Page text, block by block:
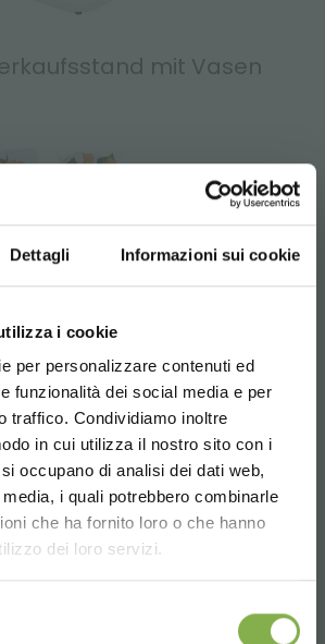
Dettagli Informazioni sui cookie
i cookie
per personalizzare contenuti ed
funzionalità dei social media e per
traffico. Condividiamo inoltre
in cui utilizza il nostro sito con i
occupano di analisi dei dati web,
i quali potrebbero combinarle
che ha fornito loro o che hanno
dei loro servizi.
mit Vasen
mit Vasen
country you are in and your
better browsing experience
EIN IN UNSERE
WELT!
Geschenk für dich...
deine erste Bestellung *
auf tutti deine
*
ab einem Bestellwert